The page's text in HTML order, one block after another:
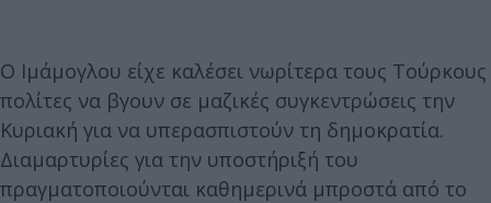
Ο Ιμάμογλου είχε καλέσει νωρίτερα τους Τούρκους
πολίτες να βγουν σε μαζικές συγκεντρώσεις την
Κυριακή για να υπερασπιστούν τη δημοκρατία.
Διαμαρτυρίες για την υποστήριξή του
πραγματοποιούνται καθημερινά μπροστά από το